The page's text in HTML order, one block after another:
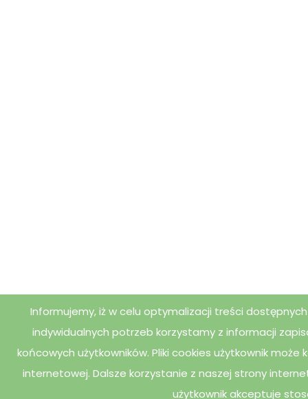
Informujemy, iż w celu optymalizacji treści
indywidualnych potrzeb korzystamy z informacji
końcowych użytkowników. Pliki cookies użytkownik
internetowej. Dalsze korzystanie z naszej strony
użytkownik akceptuje